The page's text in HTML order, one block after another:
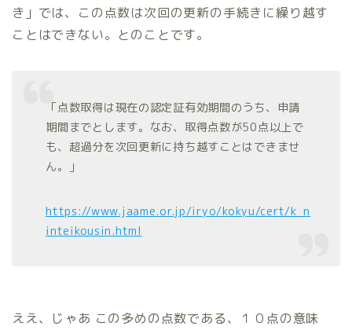
き」では、この点数は次回の更新の手続きに繰り越す
ことはできない。とのことです。
「点数取得は現在の認定証有効期間のうち、申請
期間までとします。なお、取得点数が50点以上で
も、超過分を次回更新に持ち越すことはできませ
ん。」
https://www.jaame.or.jp/iryo/kokyu/cert/k_n
inteikousin.html
ええ、じゃあ この多めの点数である、１０点の意味